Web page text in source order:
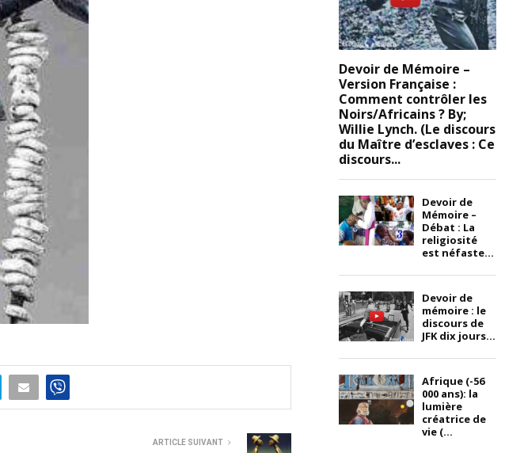
ARTICLE SUIVANT
Devoir de Mémoire –
Version Française :
Comment contrôler les
Noirs/Africains ? By;
Willie Lynch. (Le discours
du Maître d’esclaves : Ce
discours...
Devoir de
Mémoire –
Débat : La
religiosité
est néfaste...
Devoir de
mémoire : le
discours de
JFK dix jours...
Afrique (-56
000 ans): la
lumière
créatrice de
vie (...